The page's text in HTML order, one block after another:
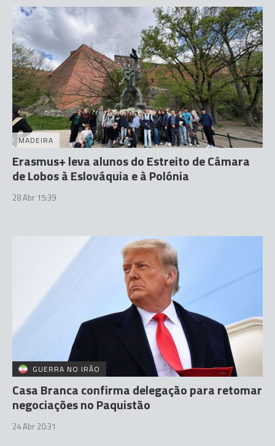
MADEIRA
Erasmus+ leva alunos do Estreito de Câmara
de Lobos à Eslováquia e à Polónia
28 Abr 15:39
GUERRA NO IRÃO
Casa Branca confirma delegação para retomar
negociações no Paquistão
24 Abr 20:31